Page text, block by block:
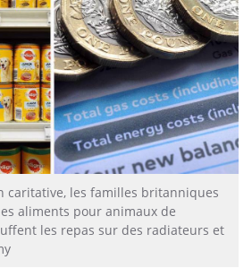
caritative, les familles britanniques
aliments pour animaux de
les repas sur des radiateurs et